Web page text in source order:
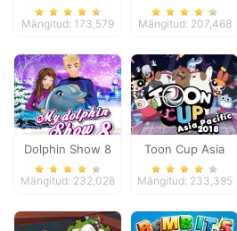
Tour
Mängitud: 173,579 Mängitud: 207,468
Dolphin Show 8
Mängitud: 232,028
Toon Cup Asia
Pacific 2018
Mängitud: 233,395